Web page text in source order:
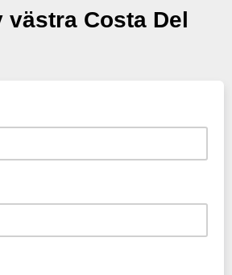
västra Costa Del